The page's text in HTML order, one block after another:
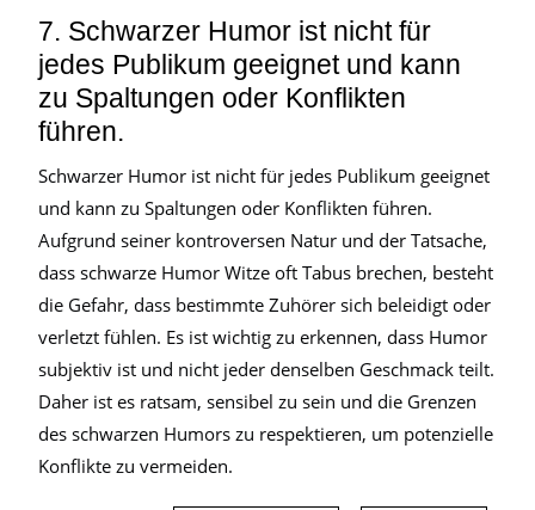
7. Schwarzer Humor ist nicht für
jedes Publikum geeignet und kann
zu Spaltungen oder Konflikten
führen.
Schwarzer Humor ist nicht für jedes Publikum geeignet
und kann zu Spaltungen oder Konflikten führen.
Aufgrund seiner kontroversen Natur und der Tatsache,
dass schwarze Humor Witze oft Tabus brechen, besteht
die Gefahr, dass bestimmte Zuhörer sich beleidigt oder
verletzt fühlen. Es ist wichtig zu erkennen, dass Humor
subjektiv ist und nicht jeder denselben Geschmack teilt.
Daher ist es ratsam, sensibel zu sein und die Grenzen
des schwarzen Humors zu respektieren, um potenzielle
Konflikte zu vermeiden.